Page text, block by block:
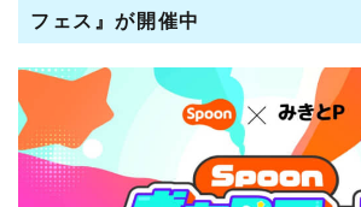
フェス』が開催中